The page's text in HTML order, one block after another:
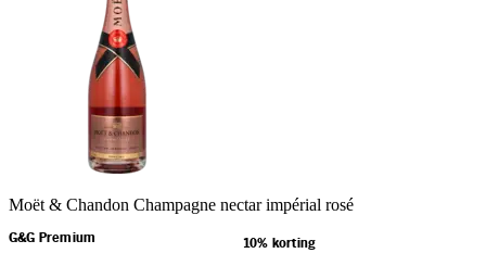
Moët & Chandon Champagne nectar impérial rosé
G&G Premium 10% korting